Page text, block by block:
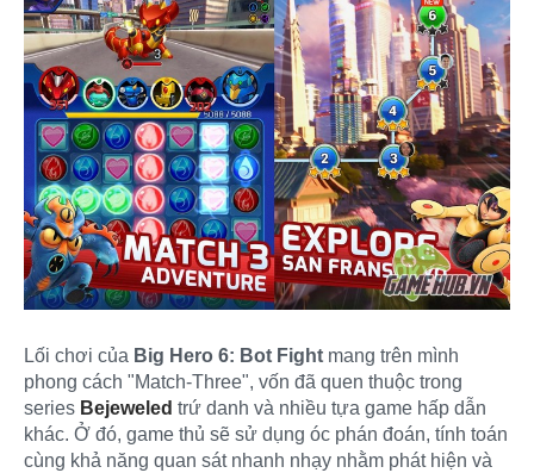
Lối chơi của Big Hero 6: Bot Fight mang trên mình
phong cách "Match-Three", vốn đã quen thuộc trong
series Bejeweled trứ danh và nhiều tựa game hấp dẫn
khác. Ở đó, game thủ sẽ sử dụng óc phán đoán, tính toán
cùng khả năng quan sát nhanh nhạy nhằm phát hiện và